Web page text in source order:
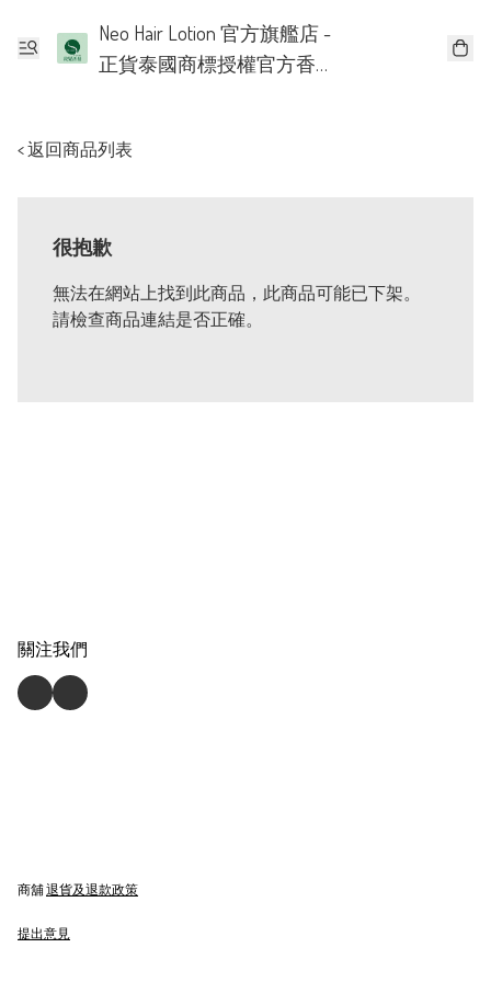
Neo Hair Lotion 官方旗艦店 -
正貨泰國商標授權官方香
< 返回商品列表
很抱歉
無法在網站上找到此商品，此商品可能已下架。
請檢查商品連結是否正確。
關注我們
商舖退貨及退款政策
提出意見